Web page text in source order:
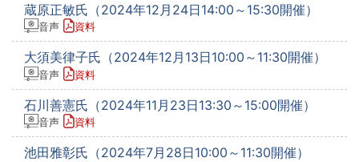
蔵原正敏氏（2024年12月24日14:00～15:30開催）
音声 資料
大須美律子氏（2024年12月13日10:00～11:30開催）
音声 資料
石川善憲氏（2024年11月23日13:30～15:00開催）
音声 資料
池田雅彰氏（2024年7月28日10:00～11:30開催）